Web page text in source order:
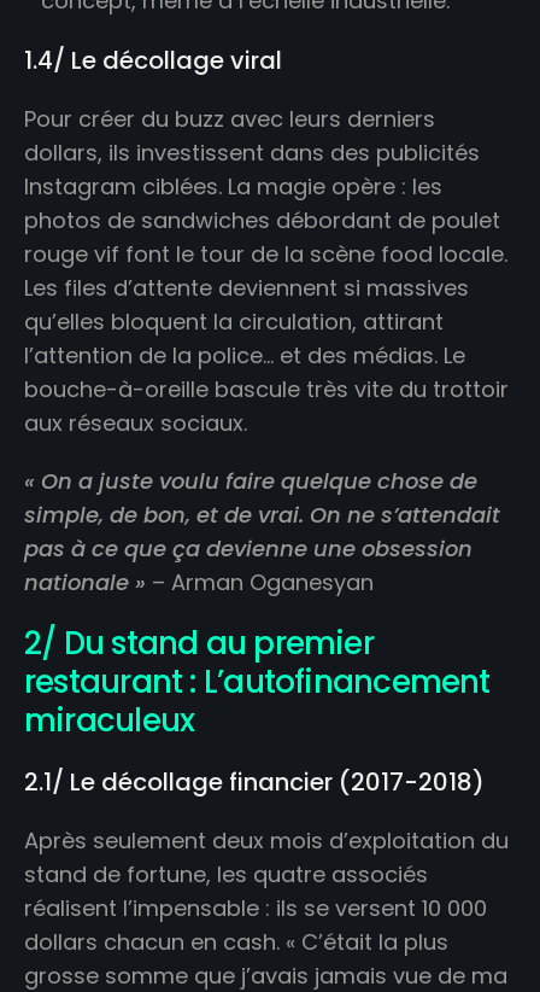
1.4/ Le décollage viral
Pour créer du buzz avec leurs derniers
dollars, ils investissent dans des publicités
Instagram ciblées. La magie opère : les
photos de sandwiches débordant de poulet
rouge vif font le tour de la scène food locale.
Les files d’attente deviennent si massives
qu’elles bloquent la circulation, attirant
l’attention de la police… et des médias. Le
bouche-à-oreille bascule très vite du trottoir
aux réseaux sociaux.
« On a juste voulu faire quelque chose de
simple, de bon, et de vrai. On ne s’attendait
pas à ce que ça devienne une obsession
nationale » – Arman Oganesyan
2/ Du stand au premier
restaurant : L’autofinancement
miraculeux
2.1/ Le décollage financier (2017-2018)
Après seulement deux mois d’exploitation du
stand de fortune, les quatre associés
réalisent l’impensable : ils se versent 10 000
dollars chacun en cash. « C’était la plus
grosse somme que j’avais jamais vue de ma